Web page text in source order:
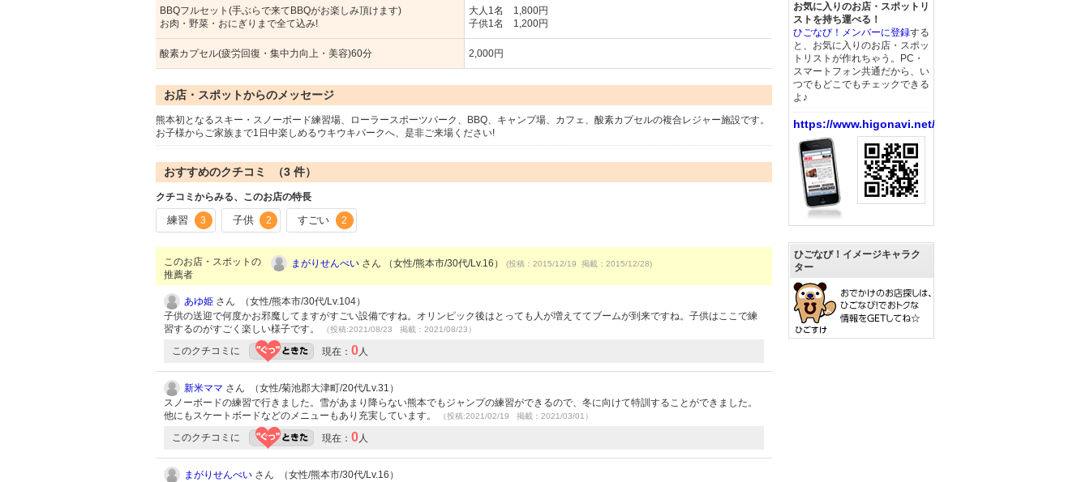
BBQフルセット(手ぶらで来てBBQがお楽しみ頂けます)
お肉・野菜・おにぎりまで全て込み!
大人1名 1,800円
子供1名 1,200円
酸素カプセル(疲労回復・集中力向上・美容)60分 2,000円
お店・スポットからのメッセージ
熊本初となるスキー・スノーボード練習場、ローラースポーツパーク、BBQ、キャンプ場、カフェ、酸素カプセルの複合レジャー施設です。
お子様からご家族まで1日中楽しめるウキウキパークへ、是非ご来場ください!
おすすめのクチコミ （3 件）
クチコミからみる、このお店の特長
練習 3 子供 2 すごい 2
このお店・スポットの
推薦者
まがりせんべい さん （女性/熊本市/30代/Lv.16） (投稿：2015/12/19 掲載：2015/12/28)
あゆ姫 さん （女性/熊本市/30代/Lv.104）
子供の送迎で何度かお邪魔してますがすごい設備ですね。オリンピック後はとっても人が増えててブームが到来ですね。子供はここで練
習するのがすごく楽しい様子です。
（投稿:2021/08/23 掲載：2021/08/23）
このクチコミに 現在： 0 人
新米ママ さん （女性/菊池郡大津町/20代/Lv.31）
スノーボードの練習で行きました。雪があまり降らない熊本でもジャンプの練習ができるので、冬に向けて特訓することができました。
他にもスケートボードなどのメニューもあり充実しています。
（投稿:2021/02/19 掲載：2021/03/01）
このクチコミに 現在： 0 人
まがりせんべい さん （女性/熊本市/30代/Lv.16）
お気に入りのお店・スポットリ
ストを持ち運べる！
ひごなび！メンバーに登録する
と、お気に入りのお店・スポッ
トリストが作れちゃう。PC・
スマートフォン共通だから、い
つでもどこでもチェックできる
よ♪
https://www.higonavi.net/
ひごなび！イメージキャラク
ター